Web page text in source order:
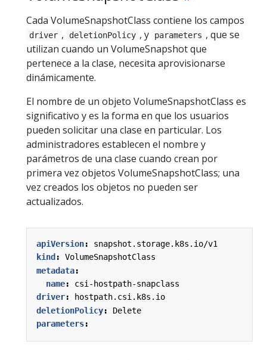
Cada VolumeSnapshotClass contiene los campos
driver , deletionPolicy , y parameters , que se
utilizan cuando un VolumeSnapshot que
pertenece a la clase, necesita aprovisionarse
dinámicamente.
El nombre de un objeto VolumeSnapshotClass es
significativo y es la forma en que los usuarios
pueden solicitar una clase en particular. Los
administradores establecen el nombre y
parámetros de una clase cuando crean por
primera vez objetos VolumeSnapshotClass; una
vez creados los objetos no pueden ser
actualizados.
apiVersion:
snapshot.storage.k8s.io/v1
kind :
VolumeSnapshotClass
metadata:
name:
csi-hostpath-snapclass
driver:
hostpath.csi.k8s.io
deletionPolicy:
Delete
parameters: